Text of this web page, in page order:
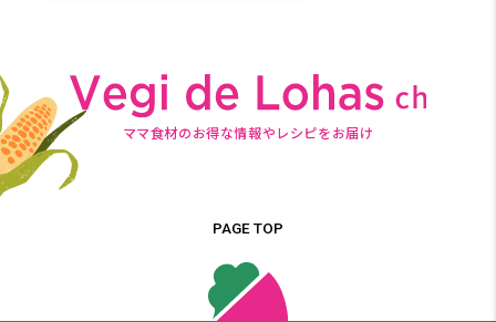
ママ食材のお得な情報やレシピをお届け
PAGE TOP